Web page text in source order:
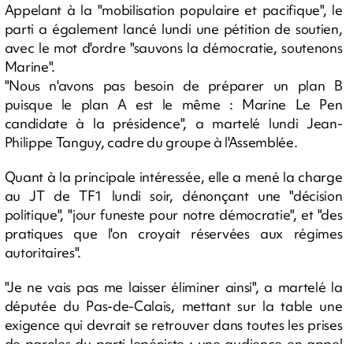
Appelant à la "mobilisation populaire et pacifique", le
parti a également lancé lundi une pétition de soutien,
avec le mot d'ordre "sauvons la démocratie, soutenons
Marine".
"Nous n'avons pas besoin de préparer un plan B
puisque le plan A est le même : Marine Le Pen
candidate à la présidence", a martelé lundi Jean-
Philippe Tanguy, cadre du groupe à l'Assemblée.
Quant à la principale intéressée, elle a mené la charge
au JT de TF1 lundi soir, dénonçant une "décision
politique", "jour funeste pour notre démocratie", et "des
pratiques que l'on croyait réservées aux régimes
autoritaires".
"Je ne vais pas me laisser éliminer ainsi", a martelé la
députée du Pas-de-Calais, mettant sur la table une
exigence qui devrait se retrouver dans toutes les prises